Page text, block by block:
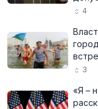
4
3
«Я –